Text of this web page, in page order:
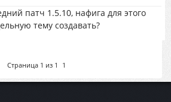
патч 1.5.10, нафига для этого
тему создавать?
Страница 1 из 1 1